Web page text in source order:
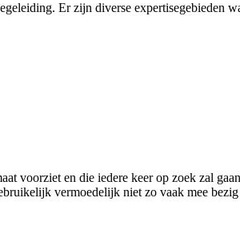
Er zijn diverse expertisegebieden
voorziet en die iedere keer op zoek zal
vermoedelijk niet zo vaak mee